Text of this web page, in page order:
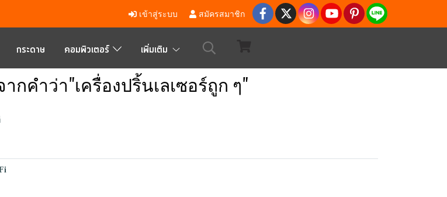
เข้าสู่ระบบ สมัครสมาชิก
กระดาษ คอมพิวเตอร์ เพิ่มเติม
กคำว่า"เครื่องปริ้นเลเซอร์ถูก ๆ"